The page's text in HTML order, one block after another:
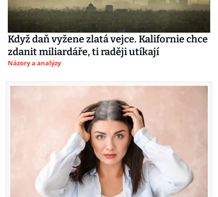
Když daň vyžene zlatá vejce. Kalifornie chce
zdanit miliardáře, ti raději utíkají
Názory a analýzy